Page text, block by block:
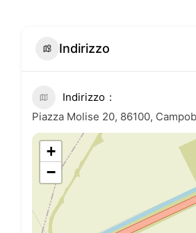
Indirizzo
Indirizzo
Piazza Molise 20, 86100,
+
−